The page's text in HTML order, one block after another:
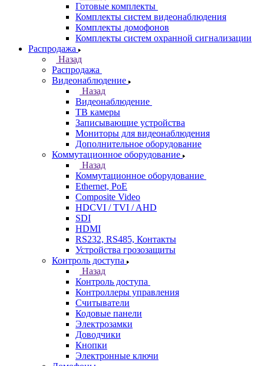
Готовые комплекты
Комплекты систем видеонаблюдения
Комплекты домофонов
Комплекты систем охранной сигнализации
Распродажа
Назад
Распродажа
Видеонаблюдение
Назад
Видеонаблюдение
ТВ камеры
Записывающие устройства
Мониторы для видеонаблюдения
Дополнительное оборудование
Коммутационное оборудование
Назад
Коммутационное оборудование
Ethernet, PoE
Composite Video
HDCVI / TVI / AHD
SDI
HDMI
RS232, RS485, Контакты
Устройства грозозащиты
Контроль доступа
Назад
Контроль доступа
Контроллеры управления
Считыватели
Кодовые панели
Электрозамки
Доводчики
Кнопки
Электронные ключи